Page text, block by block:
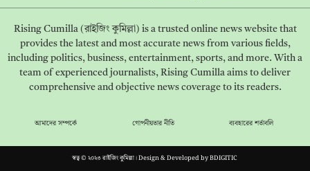
Rising Cumilla (রাইজিং কুমিল্লা) is a trusted online news website that
provides the latest and most accurate news from various fields,
including politics, business, entertainment, sports, and more. With a
team of experienced journalists, Rising Cumilla aims to deliver
comprehensive and objective news coverage to its readers.
আমাদের সম্পর্কে গোপনীয়তার নীতি ব্যবহারের শর্তাবলি
স্বত্ব © ২০২৩ রাইজিং কুমিল্লা। Design & Developed byBDIGITIC